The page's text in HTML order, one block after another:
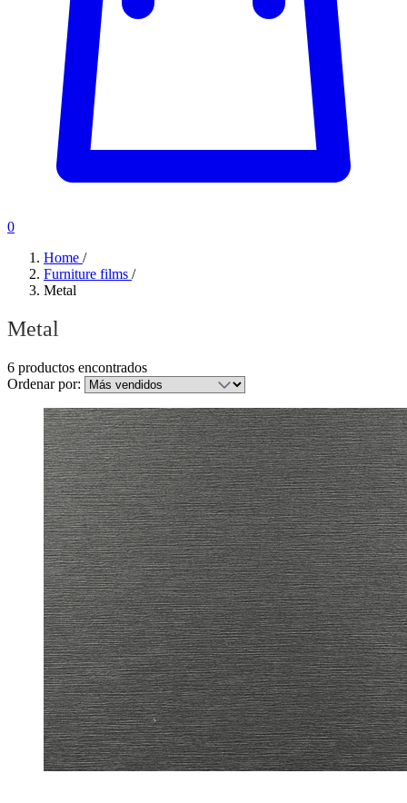
0
Home /
Furniture films /
Metal
Metal
6 productos encontrados
Ordenar por: